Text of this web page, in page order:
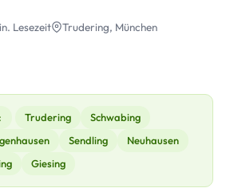
Lesezeit
Trudering, München
Trudering
Schwabing
Sendling
Neuhausen
Giesing